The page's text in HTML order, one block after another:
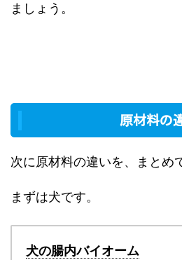
ましょう。
原材料の
次に原材料の違いを、まとめ
まずは犬です。
犬の腸内バイオーム